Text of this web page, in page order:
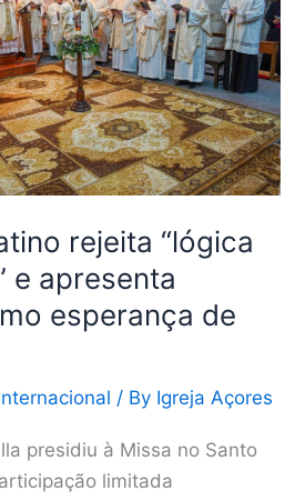
rejeita “lógica
e apresenta
esperança de
/ By Igreja Açores
presidiu à Missa no Santo
limitada